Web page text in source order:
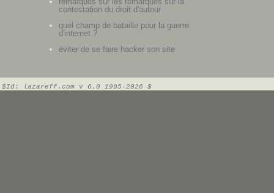
contestation du droit d'auteur
quel champ de bataille pour la guerre
d'internet ?
éviter de se faire hacker son site
$Id: lazareff.com v 6.0 1995-2026 $